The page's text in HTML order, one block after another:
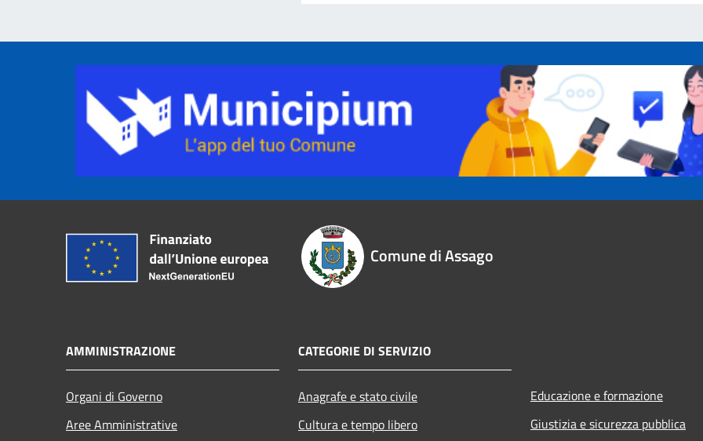
Comune di Assago
AMMINISTRAZIONE
Organi di Governo
Aree Amministrative
CATEGORIE DI SERVIZIO
Anagrafe e stato civile
Cultura e tempo libero
Educazione e formazione
Giustizia e sicurezza pubblica